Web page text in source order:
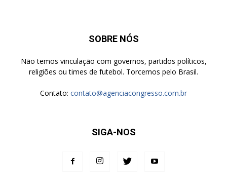
SOBRE NÓS
Não temos vinculação com governos, partidos políticos,
religiões ou times de futebol. Torcemos pelo Brasil.
Contato: contato@agenciacongresso.com.br
SIGA-NOS